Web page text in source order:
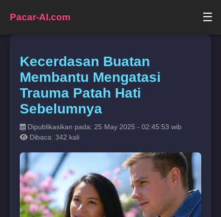
Pacar-AI.com ☰
Kecerdasan Buatan
Membantu Mengatasi
Trauma Patah Hati
Sebelumnya
Dipublikasikan pada: 25 May 2025 - 02:45:53 wib
Dibaca: 342 kali